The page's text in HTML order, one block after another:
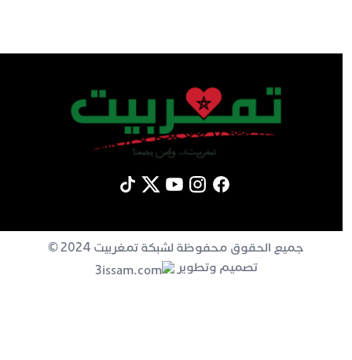
جميع الحقوق محفوظة لشبكة تمغربيت 2024 ©
تصميم وتطوير